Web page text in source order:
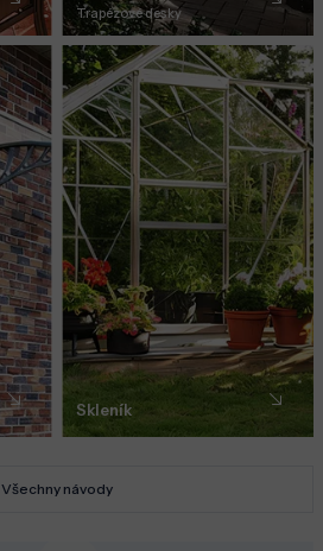
Trapézové desky
Skleník
Všechny návody